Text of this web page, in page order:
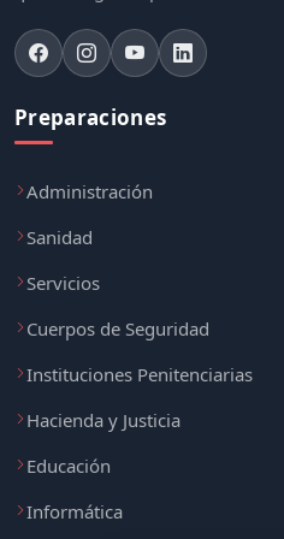
Preparaciones
Administración
Sanidad
Servicios
Cuerpos de Seguridad
Instituciones Penitenciarias
Hacienda y Justicia
Educación
Informática